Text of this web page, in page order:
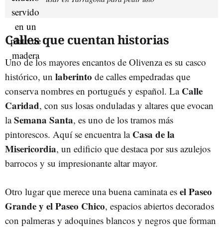
Calles que cuentan historias
Uno de los mayores encantos de Olivenza es su casco
histórico, un laberinto de calles empedradas que
conserva nombres en portugués y español. La Calle
Caridad, con sus losas onduladas y altares que evocan
laSemana Santa, es uno de los tramos más
pintorescos. Aquí se encuentra la Casa de la
Misericordia, un edificio que destaca por sus azulejos
barrocos y su impresionante altar mayor.
Otro lugar que merece una buena caminata es el Paseo
Grande y el Paseo Chico, espacios abiertos decorados
con palmeras y adoquines blancos y negros que forman